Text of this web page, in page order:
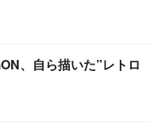
、自ら描いた”レトロ